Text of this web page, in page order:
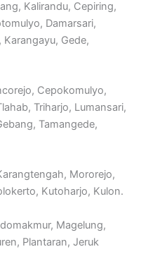
Kalirandu, Cepiring,
Damarsari,
Gede,
Cepokomulyo,
Triharjo, Lumansari,
Tamangede,
Mororejo,
Kutoharjo, Kulon.
Magelung,
Plantaran, Jeruk